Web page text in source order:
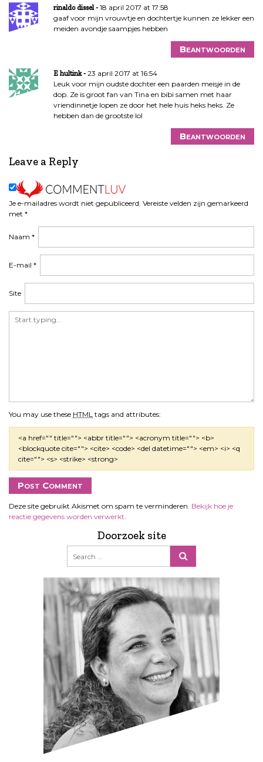
rinaldo dissel
18 april 2017 at 17:58
gaaf voor mijn vrouwtje en dochtertje kunnen ze lekker een
meiden avondje saampjes hebben
Beantwoorden
E hultink
23 april 2017 at 16:54
Leuk voor mijn oudste dochter een paarden meisje in de
dop. Ze is groot fan van Tina en bibi samen met haar
vriendinnetje lopen ze door het hele huis heks heks. Ze
hebben dan de grootste lol
Beantwoorden
Leave a Reply
Je e-mailadres wordt niet gepubliceerd. Vereiste velden zijn gemarkeerd
met *
You may use these HTML tags and attributes:
<a href="" title=""> <abbr title=""> <acronym title=""> <b>
<blockquote cite=""> <cite> <code> <del datetime=""> <em> <i> <q
cite=""> <s> <strike> <strong>
Naam *
E-mail *
Site
Deze site gebruikt Akismet om spam te verminderen. Bekijk hoe je
reactie gegevens worden verwerkt.
Doorzoek site